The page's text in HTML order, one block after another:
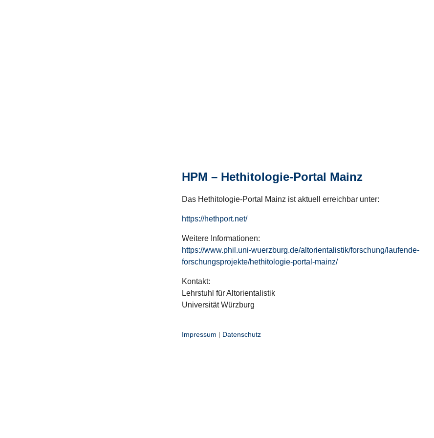
HPM – Hethitologie-Portal Mainz
Das Hethitologie-Portal Mainz ist aktuell erreichbar unter:
https://hethport.net/
Weitere Informationen:
https://www.phil.uni-wuerzburg.de/altorientalistik/forschung/laufende-
forschungsprojekte/hethitologie-portal-mainz/
Kontakt:
Lehrstuhl für Altorientalistik
Universität Würzburg
Impressum | Datenschutz